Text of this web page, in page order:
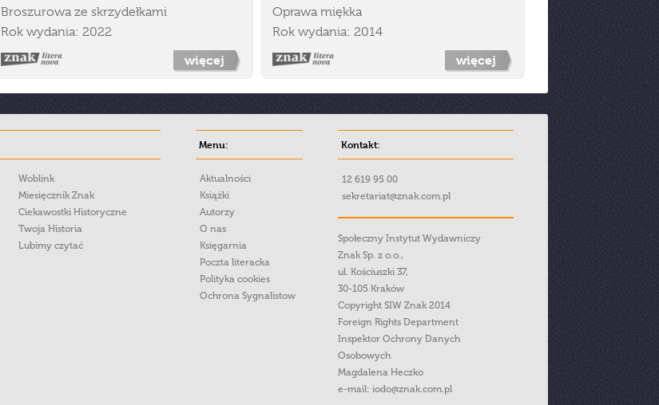
Broszurowa ze skrzydełkami
Rok wydania: 2022
więcej
Oprawa miękka
Rok wydania: 2014
więcej
Woblink
Miesięcznik Znak
Ciekawostki Historyczne
Twoja Historia
Lubimy czytać
Menu:
Aktualności
Książki
Autorzy
O nas
Księgarnia
Poczta literacka
Polityka cookies
Ochrona Sygnalistow
Kontakt:
12 619 95 00
sekretariat@znak.com.pl
Społeczny Instytut Wydawniczy
Znak Sp. z o.o.,
ul. Kościuszki 37,
30-105 Kraków
Copyright SIW Znak 2014
Foreign Rights Department
Inspektor Ochrony Danych
Osobowych
Magdalena Heczko
e-mail: iodo@znak.com.pl